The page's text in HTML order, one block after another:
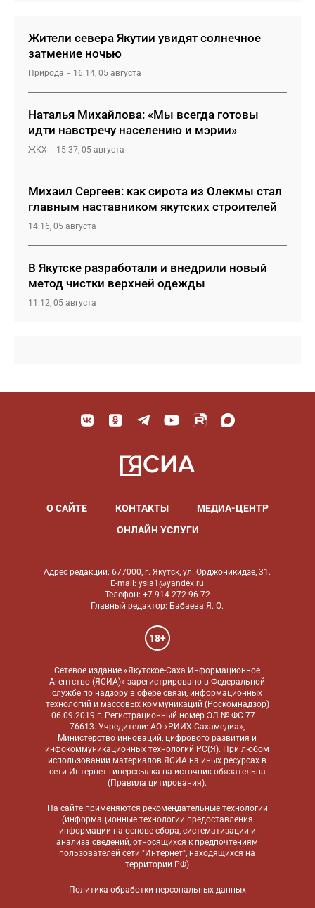
Жители севера Якутии увидят солнечное
затмение ночью
Природа 16:14, 05 августа
Наталья Михайлова: «Мы всегда готовы
идти навстречу населению и мэрии»
ЖКХ 15:37, 05 августа
Михаил Сергеев: как сирота из Олекмы стал
главным наставником якутских строителей
14:16, 05 августа
В Якутске разработали и внедрили новый
метод чистки верхней одежды
11:12, 05 августа
О САЙТЕ КОНТАКТЫ
МЕДИА-ЦЕНТР
ОНЛАЙН УСЛУГИ
Адрес редакции: 677000, г. Якутск, ул. Орджоникидзе, 31.
E-mail: ysia1@yandex.ru
Телефон: +7-914-272-96-72
Главный редактор: Бабаева Я. О.
18+
Сетевое издание «Якутское-Саха Информационное
Агентство (ЯСИА)» зарегистрировано в Федеральной
службе по надзору в сфере связи, информационных
технологий и массовых коммуникаций (Роскомнадзор)
06.09.2019 г. Регистрационный номер ЭЛ № ФС 77 —
76613. Учредители: АО «РИИХ Сахамедиа»,
Министерство инноваций, цифрового развития и
инфокоммуникационных технологий РС(Я). При любом
использовании материалов ЯСИА на иных ресурсах в
сети Интернет гиперссылка на источник обязательна
(Правила цитирования).
На сайте применяются рекомендательные технологии
(информационные технологии предоставления
информации на основе сбора, систематизации и
анализа сведений, относящихся к предпочтениям
пользователей сети "Интернет", находящихся на
территории РФ)
Политика обработки персональных данных